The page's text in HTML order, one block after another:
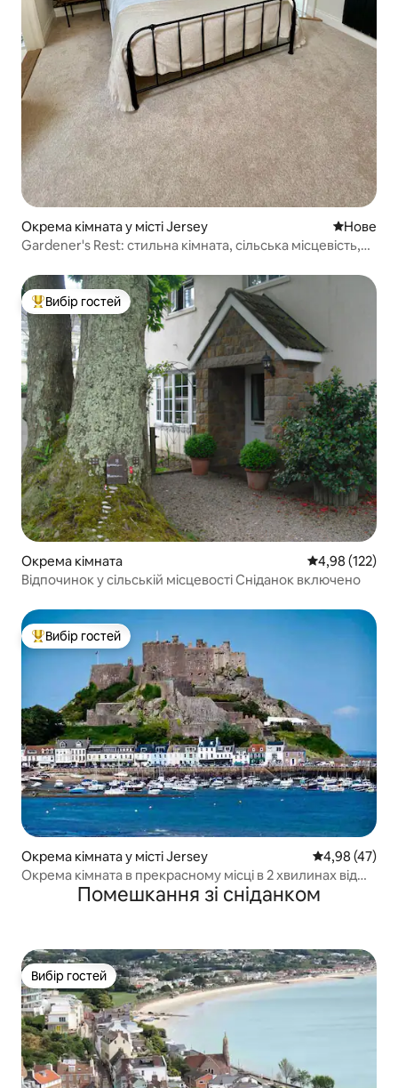
Окрема кімната у місті Jersey Нове
Нове
Gardener's Rest: стильна кімната, сільська місцевість,
Топ вибір гостей
Вибір гостей
Окрема кімната Середня
4,98 (122)
Відпочинок у сільській місцевості Сніданок включено
Топ вибір гостей
Вибір гостей
Окрема кімната у місті Jersey Середня
4,98 (47)
Окрема кімната в прекрасному місці в 2 хвилинах від
Помешкання зі сніданком
Вибір гостей
Вибір гостей